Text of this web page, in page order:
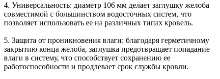
4. Универсальность: диаметр 106 мм делает заглушку желоба
совместимой с большинством водосточных систем, что
позволяет использовать ее на различных типах кровель.
5. Защита от проникновения влаги: благодаря герметичному
закрытию конца желоба, заглушка предотвращает попадание
влаги в систему, что способствует сохранению ее
работоспособности и продлевает срок службы кровли.